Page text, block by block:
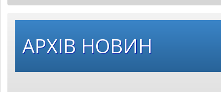
АРХІВ НОВИН
Оберіть
рік